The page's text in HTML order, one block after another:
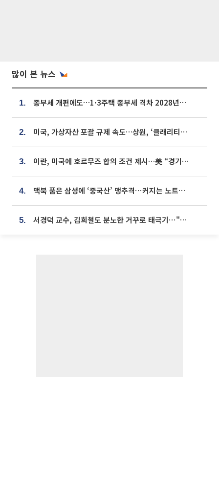
많이 본 뉴스
1. 종부세 개편에도…1·3주택 종부세 격차 2028년부터 확대
2. 미국, 가상자산 포괄 규제 속도…상원, ‘클래리티법’ 9월 절차투표 추진
3. 이란, 미국에 호르무즈 합의 조건 제시…美 “경기 아직 안 끝나” [종합]
4. 맥북 품은 삼성에 ‘중국산’ 맹추격⋯커지는 노트북 OLED 시장
5. 서경덕 교수, 김희철도 분노한 거꾸로 태극기⋯"엉터리는 아냐, 아쉬울 뿐"